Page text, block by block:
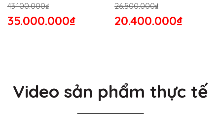
43.100.000₫
35.000.000₫
26.500.000₫
20.400.000₫
Video sản phẩm thực tế